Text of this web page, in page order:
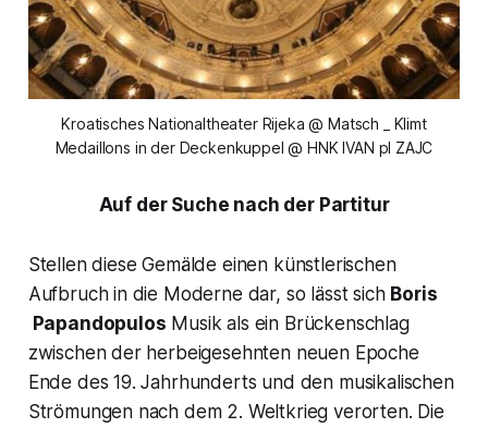
Kroatisches Nationaltheater Rijeka @ Matsch _ Klimt
Medaillons in der Deckenkuppel @ HNK IVAN pl ZAJC
Auf der Suche nach der Partitur
Stellen diese Gemälde einen künstlerischen
Aufbruch in die Moderne dar, so lässt sich Boris
Papandopulos Musik als ein Brückenschlag
zwischen der herbeigesehnten neuen Epoche
Ende des 19. Jahrhunderts und den musikalischen
Strömungen nach dem 2. Weltkrieg verorten. Die